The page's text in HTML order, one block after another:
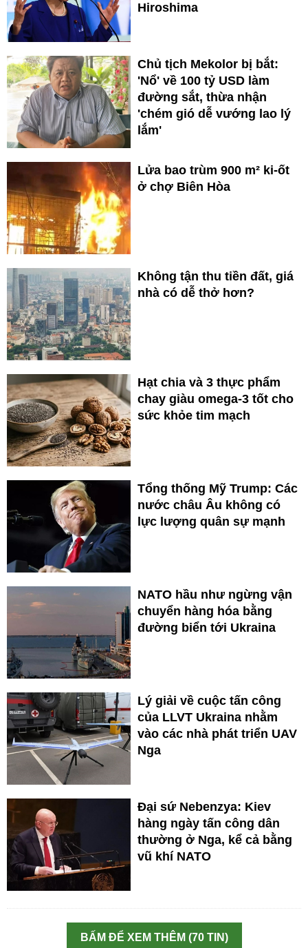
Hiroshima
Chủ tịch Mekolor bị bắt:
'Nổ' về 100 tỷ USD làm
đường sắt, thừa nhận
'chém gió dễ vướng lao lý
lắm'
Lửa bao trùm 900 m² ki-ốt
ở chợ Biên Hòa
Không tận thu tiền đất, giá
nhà có dễ thở hơn?
Hạt chia và 3 thực phẩm
chay giàu omega-3 tốt cho
sức khỏe tim mạch
Tổng thống Mỹ Trump: Các
nước châu Âu không có
lực lượng quân sự mạnh
NATO hầu như ngừng vận
chuyển hàng hóa bằng
đường biển tới Ukraina
Lý giải về cuộc tấn công
của LLVT Ukraina nhằm
vào các nhà phát triển UAV
Nga
Đại sứ Nebenzya: Kiev
hàng ngày tấn công dân
thường ở Nga, kể cả bằng
vũ khí NATO
BẤM ĐỂ XEM THÊM (70 TIN)